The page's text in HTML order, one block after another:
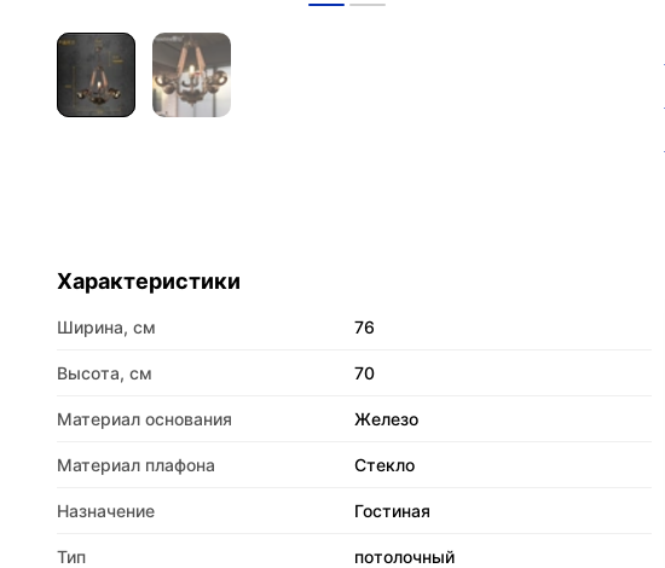
Характеристики
Ширина, см 76
Высота, см 70
Материал основания Железо
Материал плафона Стекло
Назначение Гостиная
Тип потолочный